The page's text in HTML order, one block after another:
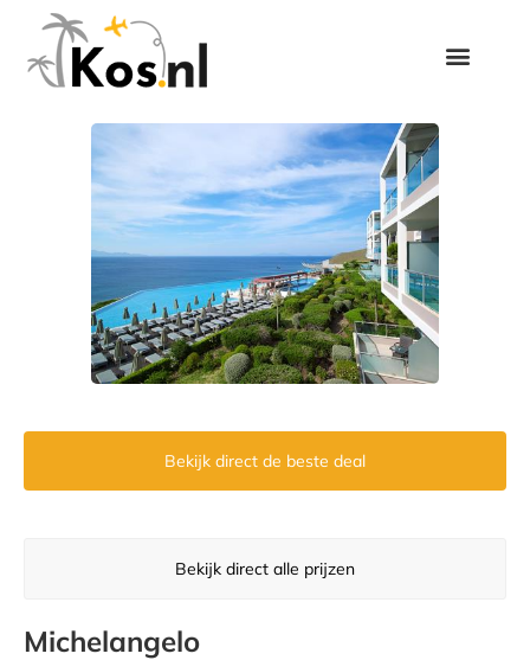
Bekijk direct de beste deal
Bekijk direct alle prijzen
Michelangelo